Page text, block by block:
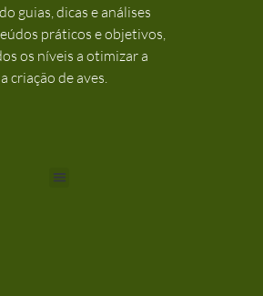
guias, dicas e análises
práticos e objetivos,
os níveis a otimizar a
criação de aves.